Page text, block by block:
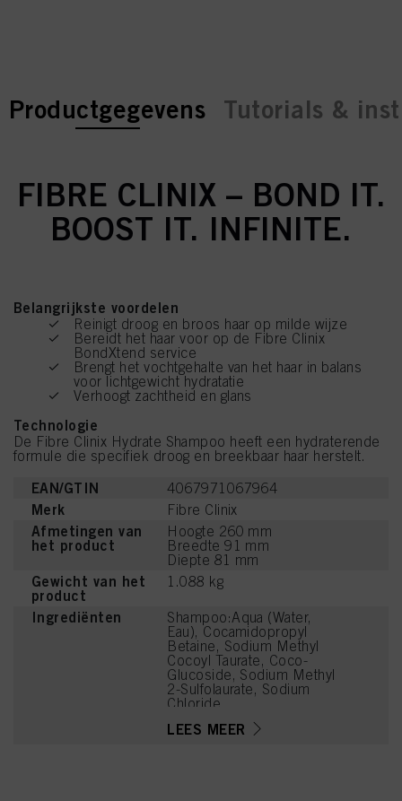
current tab:
current tab:
Productgegevens Tutorials &
FIBRE CLINIX – BOND IT.
BOOST IT. INFINITE.
Belangrijkste voordelen
Reinigt droog en broos haar op milde wijze
Bereidt het haar voor op de Fibre Clinix
BondXtend service
Brengt het vochtgehalte van het haar in balans
voor lichtgewicht hydratatie
Verhoogt zachtheid en glans
Technologie
De Fibre Clinix Hydrate Shampoo heeft een hydraterende
formule die specifiek droog en breekbaar haar herstelt.
EAN/GTIN 4067971067964
Merk Fibre Clinix
Afmetingen van
het product
Hoogte 260 mm
Breedte 91 mm
Diepte 81 mm
Gewicht van het
product
1.088 kg
Ingrediënten
Shampoo:Aqua (Water,
Eau), Cocamidopropyl
Betaine, Sodium Methyl
Cocoyl Taurate, Coco-
Glucoside, Sodium Methyl
2-Sulfolaurate, Sodium
Chloride,
e,
LEES MEER